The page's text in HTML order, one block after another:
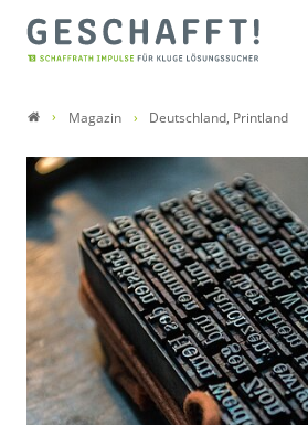
Magazin Deutschland, Printland